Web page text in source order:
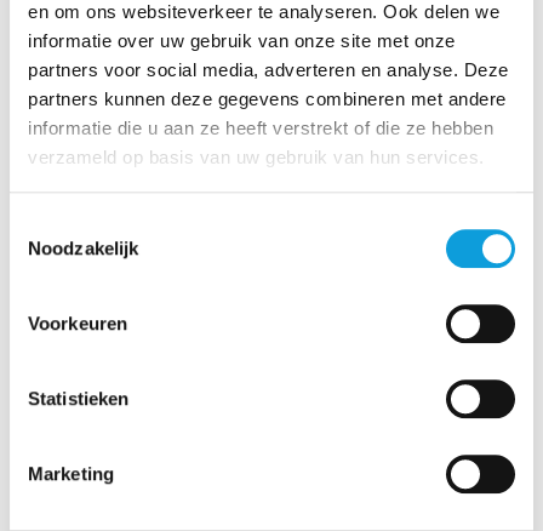
en om ons websiteverkeer te analyseren. Ook delen we
informatie over uw gebruik van onze site met onze
partners voor social media, adverteren en analyse. Deze
partners kunnen deze gegevens combineren met andere
informatie die u aan ze heeft verstrekt of die ze hebben
verzameld op basis van uw gebruik van hun services.
Noodzakelijk
Voorkeuren
Statistieken
Marketing
8 - 12 uur